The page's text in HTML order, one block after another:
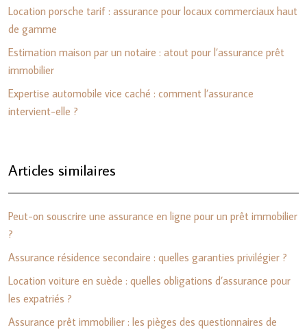
Location porsche tarif : assurance pour locaux commerciaux haut
de gamme
Estimation maison par un notaire : atout pour l’assurance prêt
immobilier
Expertise automobile vice caché : comment l’assurance
intervient-elle ?
Articles similaires
Peut-on souscrire une assurance en ligne pour un prêt immobilier
?
Assurance résidence secondaire : quelles garanties privilégier ?
Location voiture en suède : quelles obligations d’assurance pour
les expatriés ?
Assurance prêt immobilier : les pièges des questionnaires de